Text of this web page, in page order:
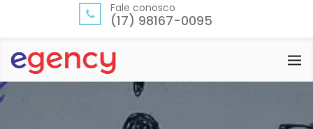
Fale conosco
(17) 98167-0095